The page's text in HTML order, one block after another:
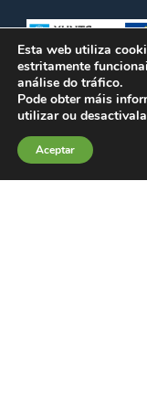
Esta web utiliza
estritamente
análise do tráfico.
Pode obter máis
utilizar ou
Aceptar